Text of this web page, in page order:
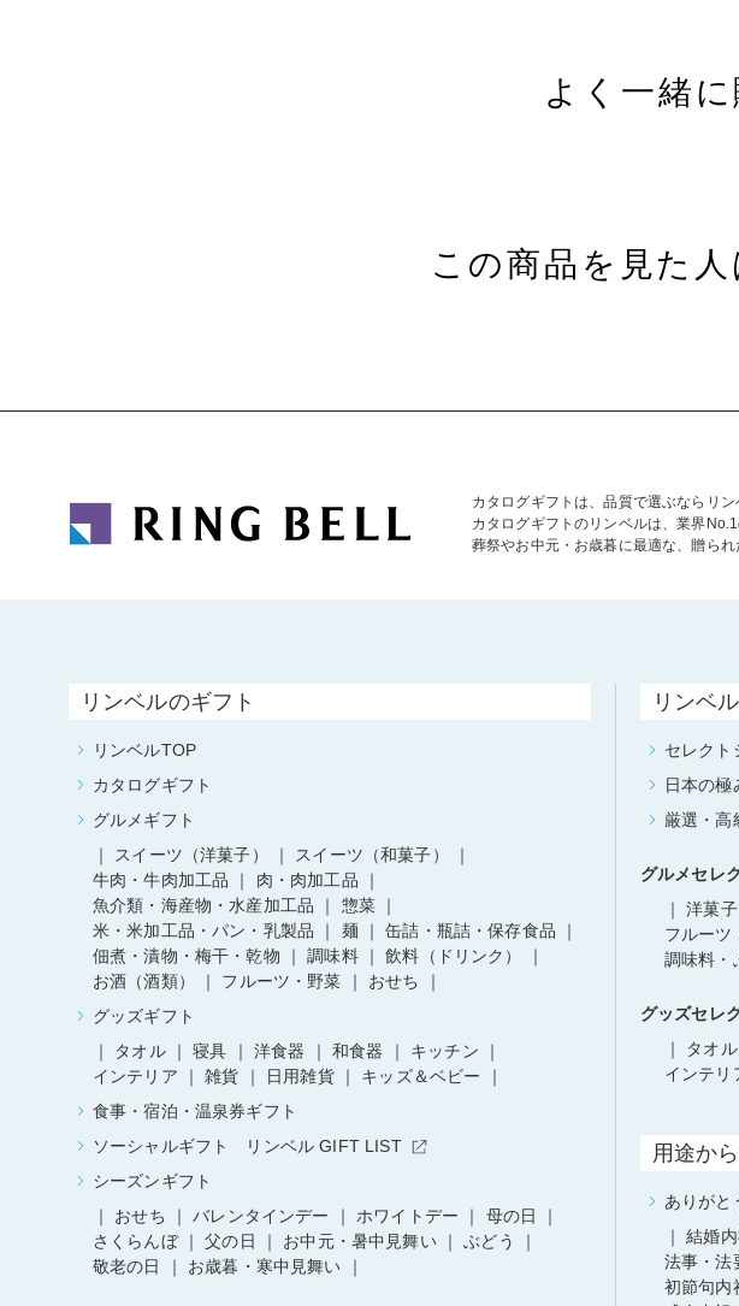
よく一緒
この商品を見た
カタログギフトは、品質で選ぶならリ
カタログギフトのリンベルは、業界
葬祭やお中元・お歳暮に最適な、贈ら
リンベルのギフト
リンベルTOP
カタログギフト
グルメギフト
スイーツ（洋菓子）
スイーツ（和菓子）
牛肉・牛肉加工品
肉・肉加工品
魚介類・海産物・水産加工品
惣菜
米・米加工品・パン・乳製品
麺
缶詰・瓶詰・保存食品
佃煮・漬物・梅干・乾物
調味料
飲料（ドリンク）
お酒（酒類）
フルーツ・野菜
おせち
グッズギフト
タオル
寝具 洋食器 和食器
キッチン
インテリア
雑貨 日用雑貨
キッズ＆ベビー
食事・宿泊・温泉券ギフト
ソーシャルギフト リンベル GIFT LIST
シーズンギフト
おせち
バレンタインデー ホワイトデー
母の日
さくらんぼ
父の日 お中元・暑中見舞い
ぶどう
敬老の日
お歳暮・寒中見舞い
リンベ
セレクト
日本の極
厳選・高
グルメセレ
洋菓子
フルーツ
調味料・
グッズセレ
タオル
インテリ
用途か
ありがと
結婚
法事・法
初節句内